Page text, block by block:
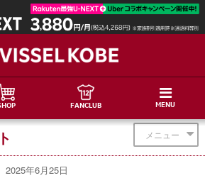
FANCLUB MENU
メニュー
2025年6月25日